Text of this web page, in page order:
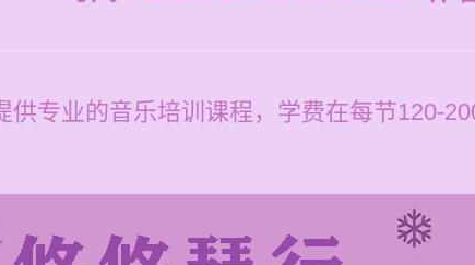
供专业的音乐培训课程，学费在每节120-